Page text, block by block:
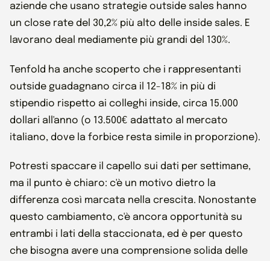
aziende che usano strategie outside sales hanno
un close rate del 30,2% più alto delle inside sales. E
lavorano deal mediamente più grandi del 130%.
Tenfold ha anche scoperto che i rappresentanti
outside guadagnano circa il 12-18% in più di
stipendio rispetto ai colleghi inside, circa 15.000
dollari all'anno (o 13.500€ adattato al mercato
italiano, dove la forbice resta simile in proporzione).
Potresti spaccare il capello sui dati per settimane,
ma il punto è chiaro: c'è un motivo dietro la
differenza così marcata nella crescita. Nonostante
questo cambiamento, c'è ancora opportunità su
entrambi i lati della staccionata, ed è per questo
che bisogna avere una comprensione solida delle